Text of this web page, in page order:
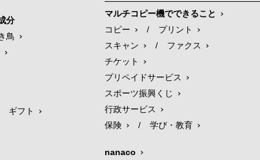
分
鳥
ギフト
マルチコピー機でできること
コピー
/
プリント
スキャン
/
ファクス
チケット
プリペイドサービス
スポーツ振興くじ
行政サービス
保険
/ 学び・教育
nanaco